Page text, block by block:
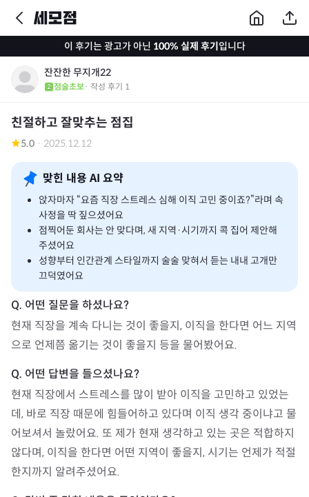
이 후기는 광고가 아닌 100% 실제 후기입니다
잔잔한 무지개22
점술초보· 작성 후기 1
친절하고 잘맞추는 점집
5.0 · 2025.12.12
맞힌 내용 AI 요약
앉자마자 “요즘 직장 스트레스 심해 이직 고민 중이죠?”라며 속
사정을 딱 짚으셨어요
점찍어둔 회사는 안 맞다며, 새 지역·시기까지 콕 집어 제안해
주셨어요
성향부터 인간관계 스타일까지 술술 맞혀서 듣는 내내 고개만
끄덕였어요
현재 직장을 계속 다니는 것이 좋을지, 이직을 한다면 어느 지역
으로 언제쯤 옮기는 것이 좋을지 등을 물어봤어요.
현재 직장에서 스트레스를 많이 받아 이직을 고민하고 있었는
데, 바로 직장 때문에 힘들어하고 있다며 이직 생각 중이냐고 물
어보셔서 놀랐어요. 또 제가 현재 생각하고 있는 곳은 적합하지
않다며, 이직을 한다면 어떤 지역이 좋을지, 시기는 언제가 적절
한지까지 알려주셨어요.